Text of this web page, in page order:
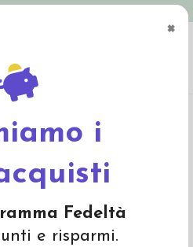
×
i
Fedeltà
e risparmi.